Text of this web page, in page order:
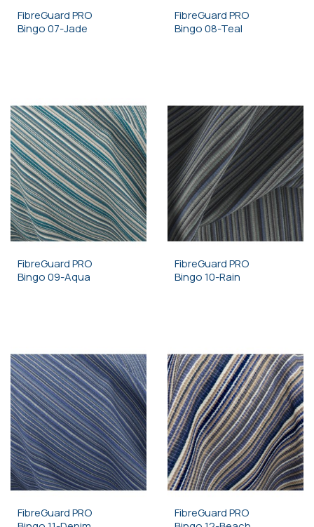
FibreGuard PRO
Bingo 07-Jade
FibreGuard PRO
Bingo 08-Teal
FibreGuard PRO
Bingo 09-Aqua
FibreGuard PRO
Bingo 10-Rain
FibreGuard PRO
FibreGuard PRO